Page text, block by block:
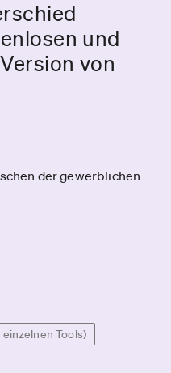
und
von
der gewerblichen
Tools)